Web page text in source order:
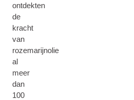
ontdekten
de
kracht
van
rozemarijnolie
al
meer
dan
100